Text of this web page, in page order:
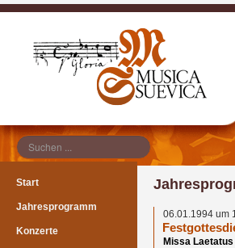
Start
Jahresprogramm
Konzerte
06.01.1994 um
Missa